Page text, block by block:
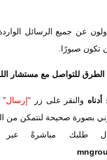
عن جميع الرسائل
تكون صبورًا.
للتواصل مع مستشار
والنقر على زر “إرسال”
بصورة صحيحة لنتمكن من
طلبك مباشرةً عبر